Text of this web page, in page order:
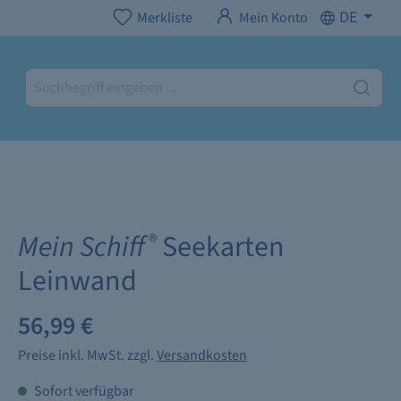
Merkliste Mein Konto DE
Mein Schiff® Seekarten
Leinwand
56,99 €
Preise inkl. MwSt. zzgl.Versandkosten
Sofort verfügbar